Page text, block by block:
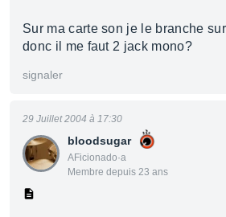
Sur ma carte son je le branche
donc il me faut 2 jack mono?
signaler
bloodsugar
AFicionado·a
Membre depuis 23 ans
29 Juillet 2004 à 17:30